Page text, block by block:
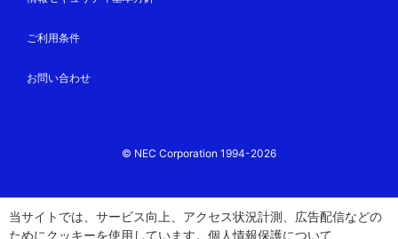
当サイトでは、サービス向上、アクセス状況計測、広告配信などの
ためにクッキーを使用しています。 個人情報保護について
ご利用条件
お問い合わせ
© NEC Corporation 1994-2026